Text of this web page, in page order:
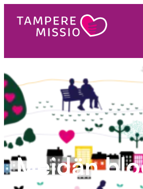
suoraan
sisältöön
TampereMissio
Meidän